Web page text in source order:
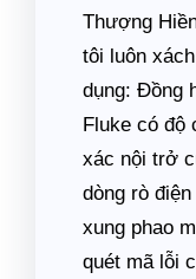
Thượng
tôi luôn
dụng: Đồng
Fluke có độ
xác nội trở
dòng rò
xung phao
quét mã lỗi